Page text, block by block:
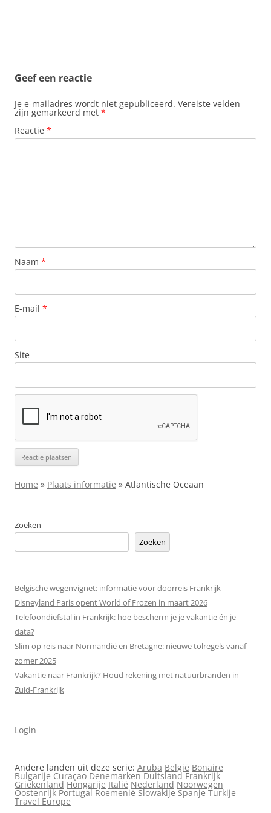
Geef een reactie
Je e-mailadres wordt niet gepubliceerd. Vereiste velden
zijn gemarkeerd met *
Reactie *
Naam *
E-mail *
Site
Home » Plaats informatie » Atlantische Oceaan
Zoeken
Zoeken
Belgische wegenvignet: informatie voor doorreis Frankrijk
Disneyland Paris opent World of Frozen in maart 2026
Telefoondiefstal in Frankrijk: hoe bescherm je je vakantie én je
data?
Slim op reis naar Normandië en Bretagne: nieuwe tolregels vanaf
zomer 2025
Vakantie naar Frankrijk? Houd rekening met natuurbranden in
Zuid-Frankrijk
Login
Andere landen uit deze serie: Aruba België Bonaire
Bulgarije Curaçao Denemarken Duitsland Frankrijk
Griekenland Hongarije Italië Nederland Noorwegen
Oostenrijk Portugal Roemenië Slowakije Spanje Turkije
Travel Europe